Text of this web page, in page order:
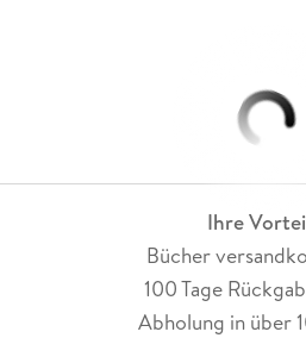
Ihre
Bücher
100 Tage
Abholung in über